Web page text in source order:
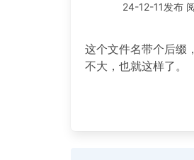
24-12-11发布
这个文件名带个后缀
不大，也就这样了。